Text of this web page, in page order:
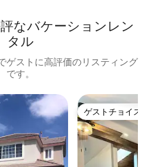
なバケーションレン
タル
ゲストに高評価のリスティング
です。
ゲストチョイス
ゲストチョイス